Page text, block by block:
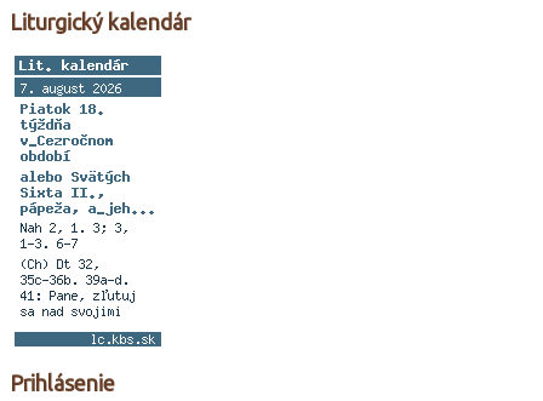
Liturgický kalendár
Prihlásenie